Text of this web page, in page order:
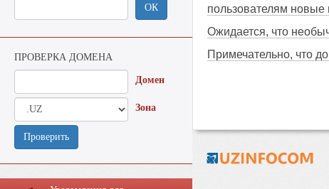
ОК
ПРОВЕРКА ДОМЕНА
Домен
Зона
Проверить
пользователям новые
Ожидается, что
Примечательно, что